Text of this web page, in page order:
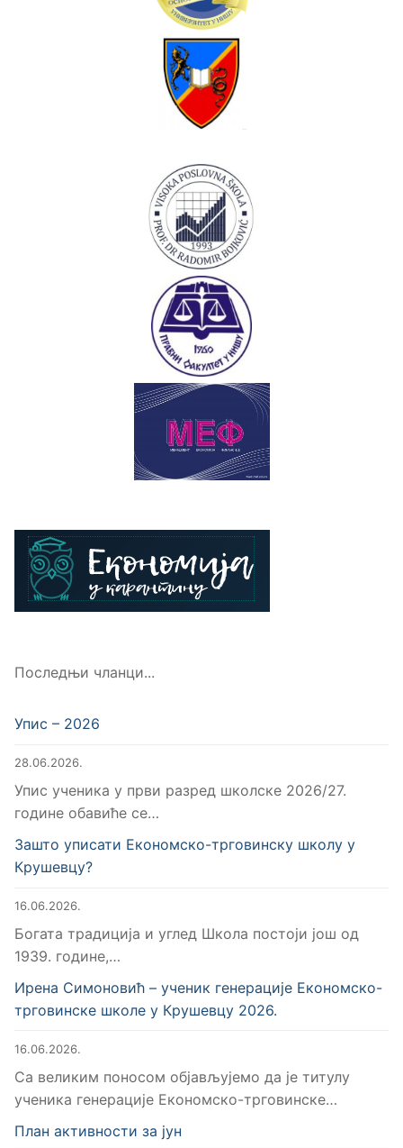
Последњи чланци...
Упис – 2026
28.06.2026.
Упис ученика у први разред школске 2026/27.
године обавиће се…
Зашто уписати Економско-трговинску школу у
Крушевцу?
16.06.2026.
Богата традиција и углед Школа постоји још од
1939. године,…
Ирена Симоновић – ученик генерације Економско-
трговинске школе у Крушевцу 2026.
16.06.2026.
Са великим поносом објављујемо да је титулу
ученика генерације Економско-трговинске…
План активности за јун